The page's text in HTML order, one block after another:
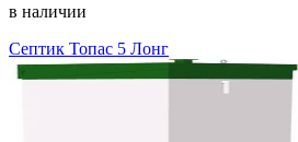
в наличии
Септик Топас 5 Лонг